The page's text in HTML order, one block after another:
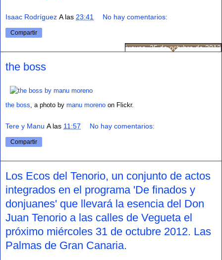
Isaac Rodríguez A las 23:41 No hay comentarios:
Compartir
jueves, 25 de octubre de 2012
the boss
the boss , a photo by manu moreno on Flickr.
Tere y Manu A las 11:57 No hay comentarios:
Compartir
Los Ecos del Tenorio, un conjunto de actos
integrados en el programa 'De finados y
donjuanes' que llevará la esencia del Don
Juan Tenorio a las calles de Vegueta el
próximo miércoles 31 de octubre 2012. Las
Palmas de Gran Canaria.